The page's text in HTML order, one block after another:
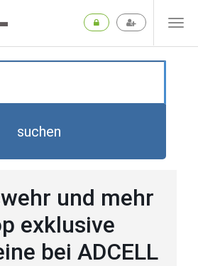
suchen
und mehr
exklusive
bei ADCELL